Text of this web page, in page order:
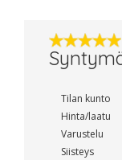
Tilan kunto
Hinta/laatu
Varustelu
Siisteys